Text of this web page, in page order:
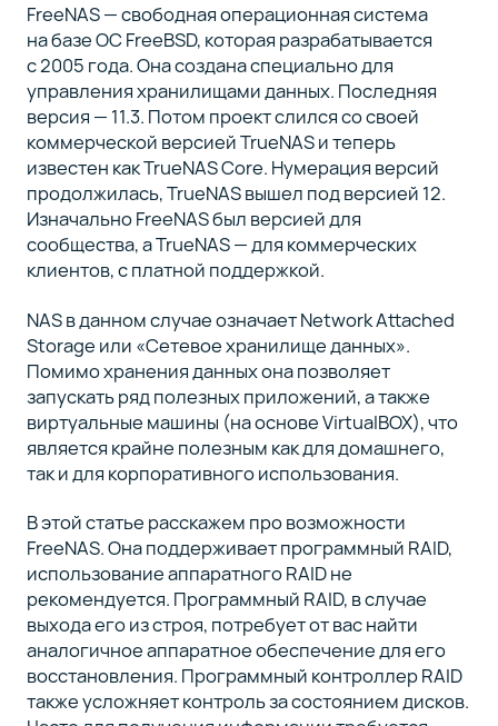
5
Особые
возможности
6
Официальные
плагины
7 Заключение
FreeNAS — свободная операционная система
на базе ОС FreeBSD, которая разрабатывается
с 2005 года. Она создана специально для
управления хранилищами данных. Последняя
версия — 11.3. Потом проект слился со своей
коммерческой версией TrueNAS и теперь
известен как TrueNAS Core. Нумерация версий
продолжилась, TrueNAS вышел под версией 12.
Изначально FreeNAS был версией для
сообщества, а TrueNAS — для коммерческих
клиентов, с платной поддержкой.
NAS в данном случае означает Network Attached
Storage или «Сетевое хранилище данных».
Помимо хранения данных она позволяет
запускать ряд полезных приложений, а также
виртуальные машины (на основе VirtualBOX), что
является крайне полезным как для домашнего,
так и для корпоративного использования.
В этой статье расскажем про возможности
FreeNAS. Она поддерживает программный RAID,
использование аппаратного RAID не
рекомендуется. Программный RAID, в случае
выхода его из строя, потребует от вас найти
аналогичное аппаратное обеспечение для его
восстановления. Программный контроллер RAID
также усложняет контроль за состоянием дисков.